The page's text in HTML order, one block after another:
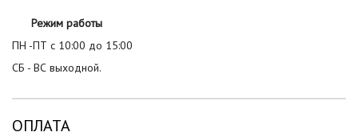
Режим работы
ПН -ПТ с 10:00 до 15:00
СБ - ВС выходной.
ОПЛАТА